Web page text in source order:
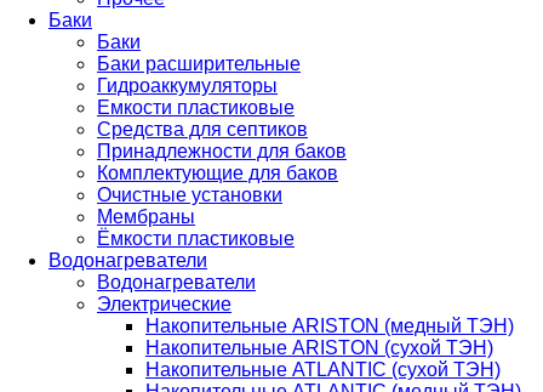
Баки
Баки
Баки расширительные
Гидроаккумуляторы
Емкости пластиковые
Средства для септиков
Принадлежности для баков
Комплектующие для баков
Очистные установки
Мембраны
Ёмкости пластиковые
Водонагреватели
Водонагреватели
Электрические
Накопительные ARISTON (медный ТЭН)
Накопительные ARISTON (сухой ТЭН)
Накопительные ATLANTIC (сухой ТЭН)